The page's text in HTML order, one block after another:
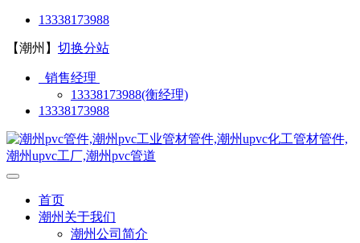
13338173988
【潮州】 切换分站
销售经理
13338173988(衡经理)
13338173988
首页
潮州关于我们
潮州公司简介